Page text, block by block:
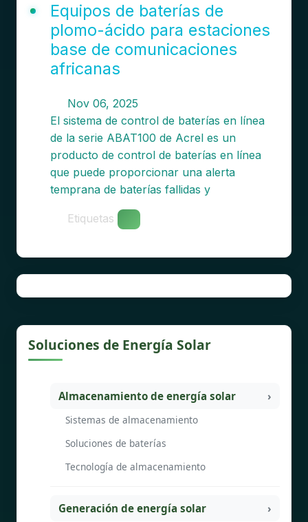
Equipos de baterías de
plomo-ácido para estaciones
base de comunicaciones
africanas
Nov 06, 2025
El sistema de control de baterías en línea
de la serie ABAT100 de Acrel es un
producto de control de baterías en línea
que puede proporcionar una alerta
temprana de baterías fallidas y
Etiquetas
Soluciones de Energía Solar
Almacenamiento de energía solar
Sistemas de almacenamiento
Soluciones de baterías
Tecnología de almacenamiento
Generación de energía solar